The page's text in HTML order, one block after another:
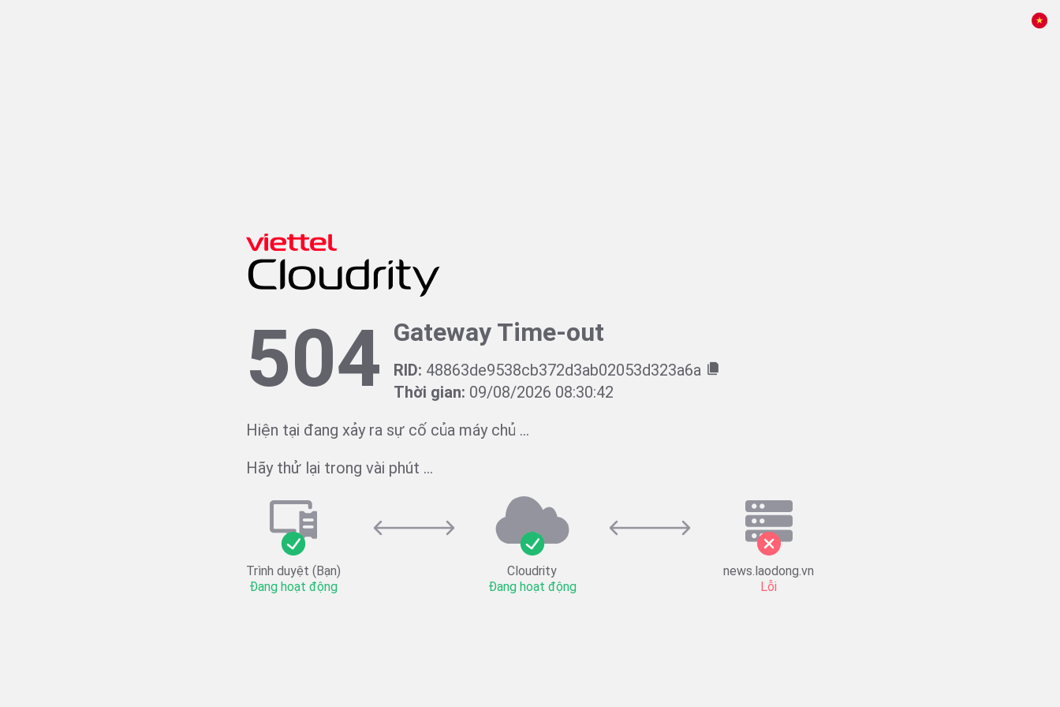
504 Gateway Time-out
RID: 48863de9538cb372d3ab02053d323a6a
Thời gian: 09/08/2026 08:30:42
Hiện tại đang xảy ra sự cố của máy chủ ...
Hãy thử lại trong vài phút ...
Trình duyệt (Bạn)
Đang hoạt động
Cloudrity
Đang hoạt động
news.laodong.vn
Lỗi